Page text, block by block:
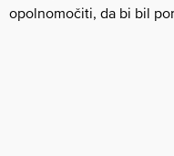
opolnomočiti, da bi bil